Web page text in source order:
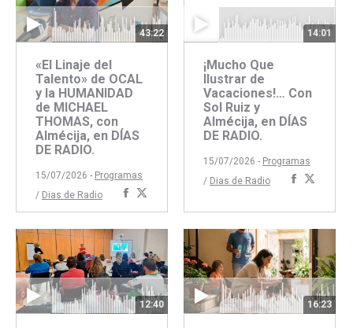
43:22
«El Linaje del
Talento» de OCAL
y la HUMANIDAD
de MICHAEL
THOMAS, con
Almécija, en DÍAS
DE RADIO.
15/07/2026 - Programas
/ Dias de Radio
Compartir
con
Facebook
con
Twitter
14:01
¡Mucho Que
Ilustrar de
Vacaciones!… Con
Sol Ruiz y
Almécija, en DÍAS
DE RADIO.
15/07/2026 - Programas
/ Dias de Radio
Compartir
12:40 16:23